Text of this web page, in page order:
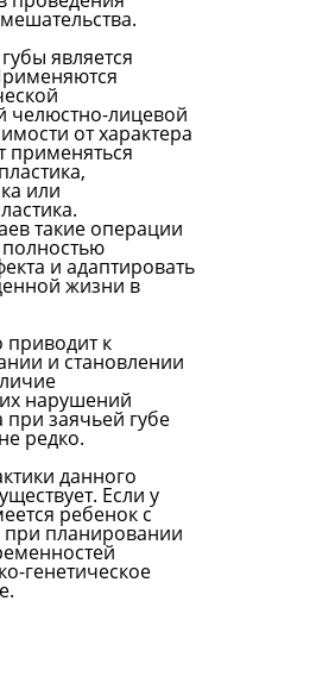
является
челюстно-лицевой
от характера
применяться
или
такие операции
и адаптировать
жизни в
приводит к
и становлении
нарушений
при заячьей губе
редко.
данного
Если у
ребенок с
при планировании
генетическое